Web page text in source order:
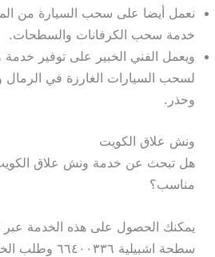
نعمل أيضا على سحب السيارة من
خدمة سحب الكرفانات والسطحات.
ويعمل الفني الخبير على توفير
لسحب السيارات الغارزة في الرمال
وحذر.
ونش علاق الكويت
هل تبحث عن خدمة ونش علاق
مناسب؟
يمكنك الحصول على هذه الخدمة عبر
سطحة اشبيلية